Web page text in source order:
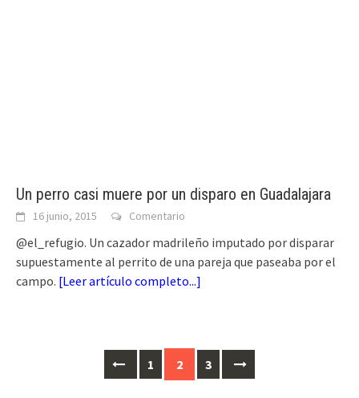
Un perro casi muere por un disparo en Guadalajara
16 junio, 2015 Comentario
@el_refugio. Un cazador madrileño imputado por disparar
supuestamente al perrito de una pareja que paseaba por el
campo. [Leer artículo completo...]
1 2 3